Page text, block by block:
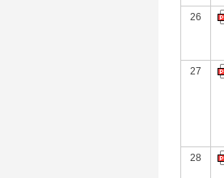
26
27
28